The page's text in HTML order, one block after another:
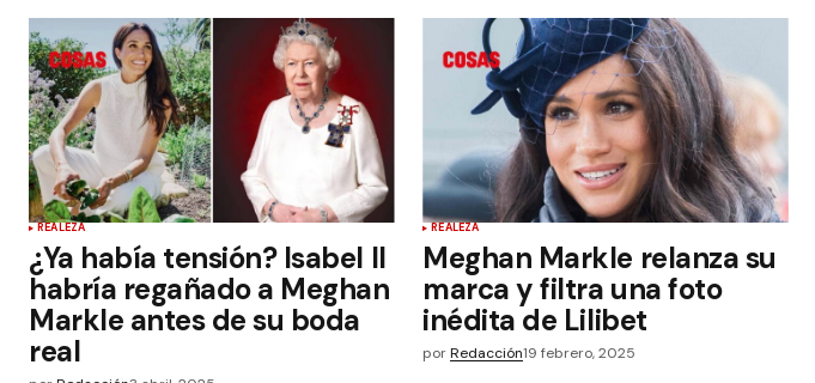
REALEZA
¿Ya había tensión? Isabel II
habría regañado a Meghan
Markle antes de su boda
real
REALEZA
Meghan Markle relanza su
marca y filtra una foto
inédita de Lilibet
por Redacción19 febrero, 2025